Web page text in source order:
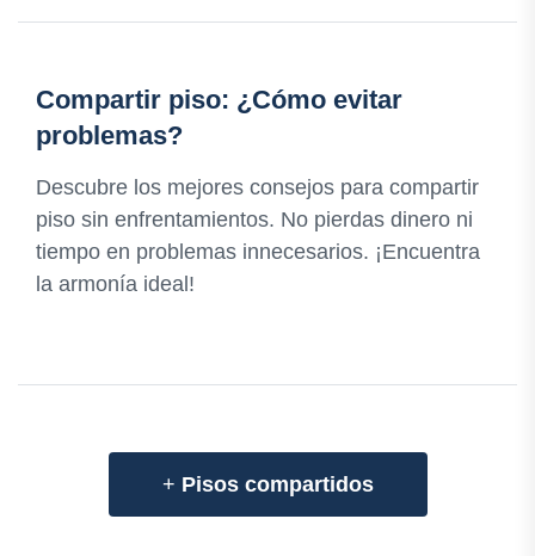
Compartir piso: ¿Cómo evitar
problemas?
Descubre los mejores consejos para compartir
piso sin enfrentamientos. No pierdas dinero ni
tiempo en problemas innecesarios. ¡Encuentra
la armonía ideal!
+ Pisos compartidos